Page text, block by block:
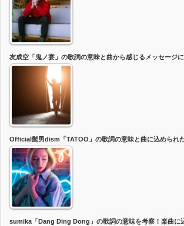
友成空「鬼ノ宴」の歌詞の意味と曲から感じるメッセージに
Official髭男dism「TATOO」の歌詞の意味と曲に込められ
sumika「Dang Ding Dong」の歌詞の意味を考察！楽曲に